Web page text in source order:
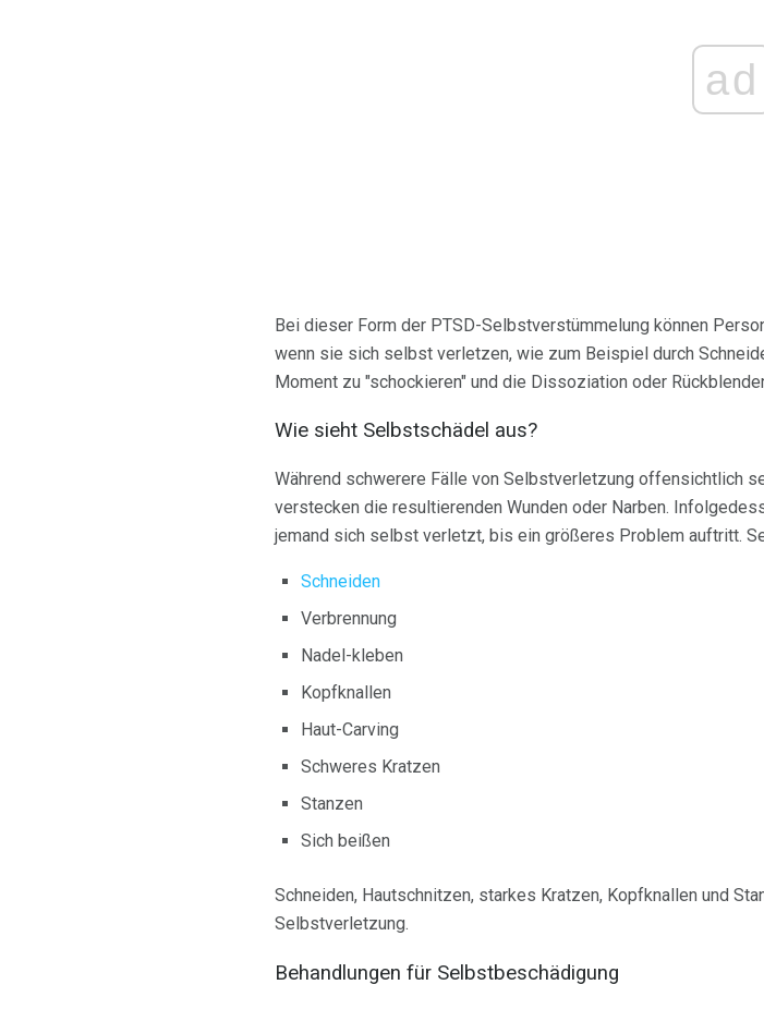
ad
Bei dieser Form der PTSD-Selbstverstümmelung können
wenn sie sich selbst verletzen, wie zum Beispiel durch
Moment zu "schockieren" und die Dissoziation oder
Wie sieht Selbstschädel aus?
Während schwerere Fälle von Selbstverletzung offensichtlich
verstecken die resultierenden Wunden oder Narben.
jemand sich selbst verletzt, bis ein größeres Problem auftritt.
Schneiden
Verbrennung
Nadel-kleben
Kopfknallen
Haut-Carving
Schweres Kratzen
Stanzen
Sich beißen
Schneiden, Hautschnitzen, starkes Kratzen, Kopfknallen und
Selbstverletzung.
Behandlungen für Selbstbeschädigung